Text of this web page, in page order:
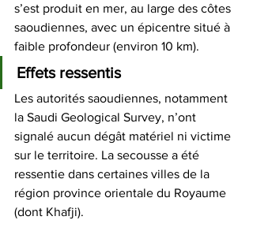
s’est produit en mer, au large des côtes
saoudiennes, avec un épicentre situé à
faible profondeur (environ 10 km).
Effets ressentis
Les autorités saoudiennes, notamment
la Saudi Geological Survey, n’ont
signalé aucun dégât matériel ni victime
sur le territoire. La secousse a été
ressentie dans certaines villes de la
région province orientale du Royaume
(dont Khafji).